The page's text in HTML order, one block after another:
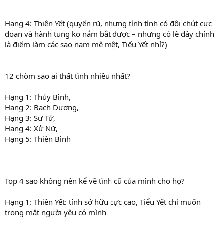
Hạng 4: Thiên Yết (quyến rũ, nhưng tính tình có đôi chút cực
đoan và hành tung ko nắm bắt được – nhưng có lẽ đây chính
là điểm làm các sao nam mê mệt, Tiểu Yết nhỉ?)
12 chòm sao ai thất tình nhiều nhất?
Hạng 1: Thủy Bình,
Hạng 2: Bạch Dương,
Hạng 3: Sư Tử,
Hạng 4: Xử Nữ,
Hạng 5: Thiên Bình
Top 4 sao không nên kể về tình cũ của mình cho họ?
Hạng 1: Thiên Yết: tính sở hữu cực cao, Tiểu Yết chỉ muốn
trong mắt người yêu có mình